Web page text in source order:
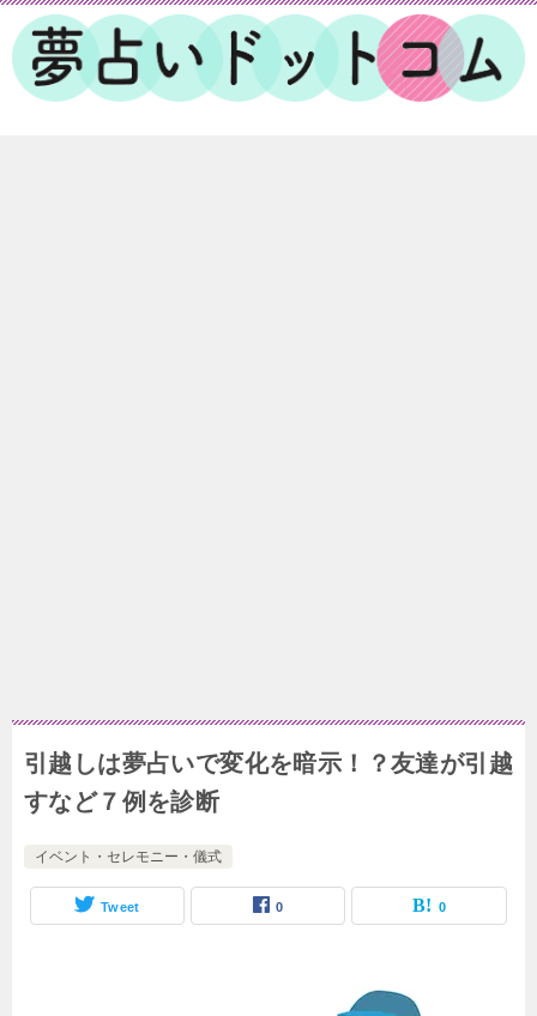
引越しは夢占いで変化を暗示！？友達が引越
すなど７例を診断
イベント・セレモニー・儀式
Tweet 0 0